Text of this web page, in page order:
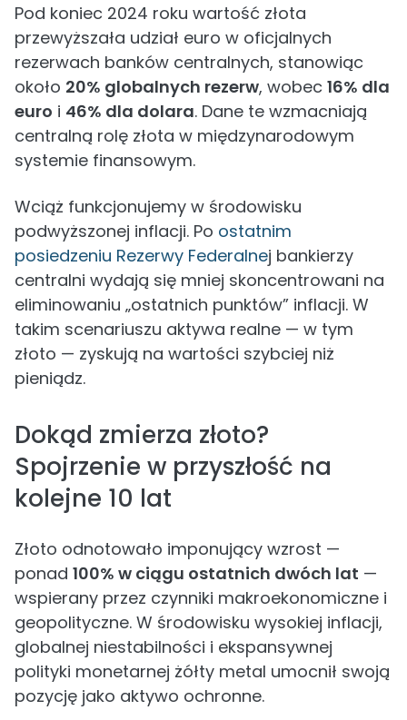
Pod koniec 2024 roku wartość złota
przewyższała udział euro w oficjalnych
rezerwach banków centralnych, stanowiąc
około 20% globalnych rezerw, wobec 16% dla
euro i 46% dla dolara. Dane te wzmacniają
centralną rolę złota w międzynarodowym
systemie finansowym.
Wciąż funkcjonujemy w środowisku
podwyższonej inflacji. Po ostatnim
posiedzeniu Rezerwy Federalnej bankierzy
centralni wydają się mniej skoncentrowani na
eliminowaniu „ostatnich punktów” inflacji. W
takim scenariuszu aktywa realne — w tym
złoto — zyskują na wartości szybciej niż
pieniądz.
Dokąd zmierza złoto?
Spojrzenie w przyszłość na
kolejne 10 lat
Złoto odnotowało imponujący wzrost —
ponad 100% w ciągu ostatnich dwóch lat —
wspierany przez czynniki makroekonomiczne i
geopolityczne. W środowisku wysokiej inflacji,
globalnej niestabilności i ekspansywnej
polityki monetarnej żółty metal umocnił swoją
pozycję jako aktywo ochronne.